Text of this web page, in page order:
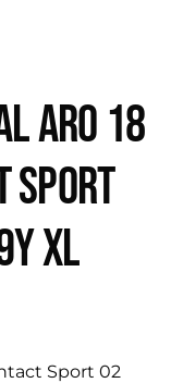
Aro 18
Sport
XL
Sport 02